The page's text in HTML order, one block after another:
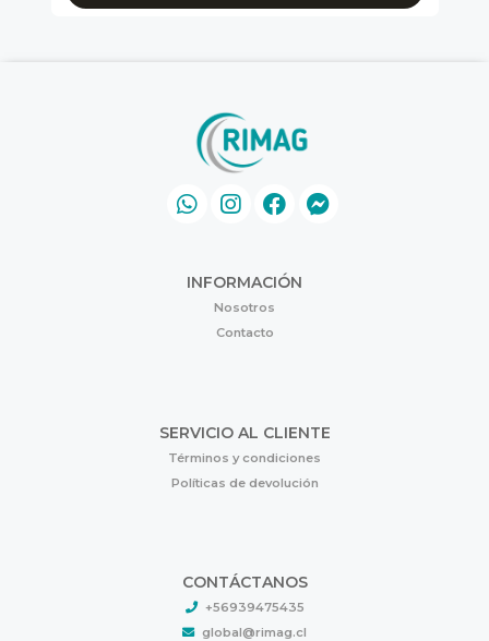
INFORMACIÓN
Nosotros
Contacto
SERVICIO AL CLIENTE
Términos y condiciones
Políticas de devolución
CONTÁCTANOS
+56939475435
global@rimag.cl